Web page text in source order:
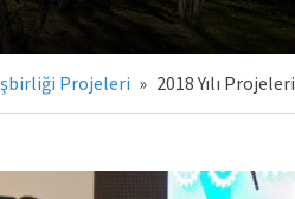
Projeleri » 2018 Yılı Projeleri